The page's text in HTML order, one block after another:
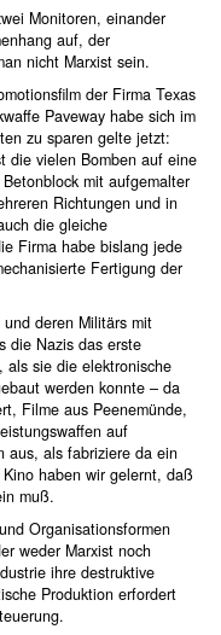
Monitoren, einander
auf, der
nicht Marxist sein.
der Firma Texas
Paveway habe sich im
zu sparen gelte jetzt:
die vielen Bomben auf eine
mit aufgemalter
Richtungen und in
die gleiche
Firma habe bislang jede
Fertigung der
deren Militärs mit
die Nazis das erste
als sie die elektronische
werden konnte – da
Filme aus Peenemünde,
auf
aus, als fabriziere da ein
haben wir gelernt, daß
muß.
Organisationsformen
weder Marxist noch
ihre destruktive
Produktion erfordert